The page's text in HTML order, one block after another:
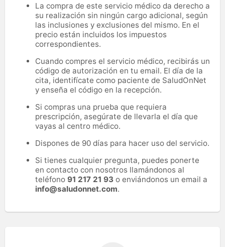
La compra de este servicio médico da derecho a
su realización sin ningún cargo adicional, según
las inclusiones y exclusiones del mismo. En el
precio están incluidos los impuestos
correspondientes.
Cuando compres el servicio médico, recibirás un
código de autorización en tu email. El día de la
cita, identifícate como paciente de SaludOnNet
y enseña el código en la recepción.
Si compras una prueba que requiera
prescripción, asegúrate de llevarla el día que
vayas al centro médico.
Dispones de 90 días para hacer uso del servicio.
Si tienes cualquier pregunta, puedes ponerte
en contacto con nosotros llamándonos al
teléfono 91 217 21 93 o enviándonos un email a
info@saludonnet.com.